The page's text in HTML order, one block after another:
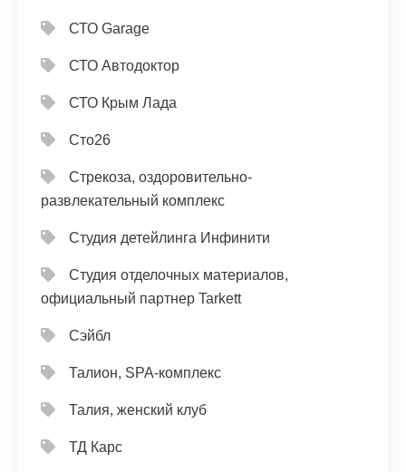
СТО Garage
СТО Автодоктор
СТО Крым Лада
Сто26
Стрекоза, оздоровительно-
развлекательный комплекс
Студия детейлинга Инфинити
Студия отделочных материалов,
официальный партнер Tarkett
Сэйбл
Талион, SPA-комплекс
Талия, женский клуб
ТД Карс